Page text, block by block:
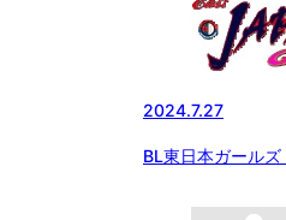
2024.7.27
BL東日本ガール